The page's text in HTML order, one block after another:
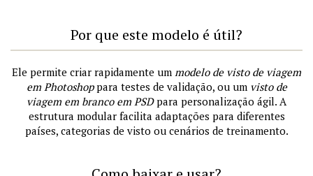
Por que este modelo é útil?
Ele permite criar rapidamente um modelo de visto de viagem
em Photoshoppara testes de validação, ou um visto de
viagem em branco em PSDpara personalização ágil. A
estrutura modular facilita adaptações para diferentes
países, categorias de visto ou cenários de treinamento.